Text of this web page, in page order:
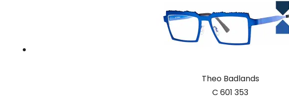
Theo Badlands
C 601 353